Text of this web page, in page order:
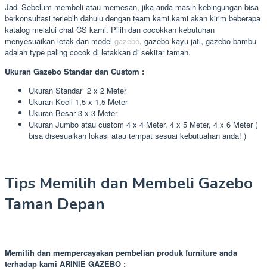
Jadi Sebelum membeli atau memesan, jika anda masih kebingungan bisa
berkonsultasi terlebih dahulu dengan team kami.kami akan kirim beberapa
katalog melalui chat CS kami. Pilih dan cocokkan kebutuhan
menyesuaikan letak dan model gazebo, gazebo kayu jati, gazebo bambu
adalah type paling cocok di letakkan di sekitar taman.
Ukuran Gazebo Standar dan Custom :
Ukuran Standar 2 x 2 Meter
Ukuran Kecil 1,5 x 1,5 Meter
Ukuran Besar 3 x 3 Meter
Ukuran Jumbo atau custom 4 x 4 Meter, 4 x 5 Meter, 4 x 6 Meter (
bisa disesuaikan lokasi atau tempat sesuai kebutuahan anda! )
Tips Memilih dan Membeli Gazebo
Taman Depan
Memilih dan mempercayakan pembelian produk furniture anda
terhadap kami ARINIE GAZEBO :